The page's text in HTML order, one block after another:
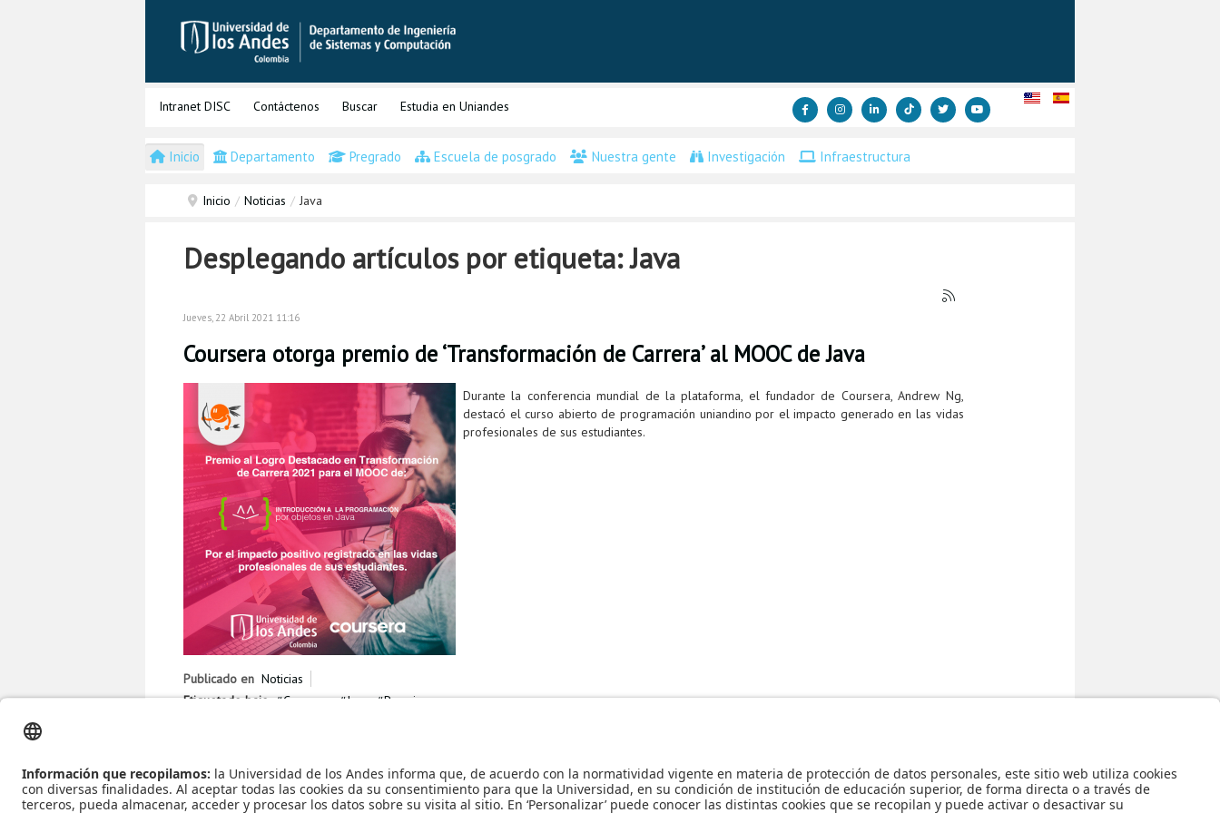
Intranet DISC Contáctenos Buscar Estudia en Uniandes
Inicio Departamento Pregrado Escuela de posgrado Nuestra gente Investigación Infraestructura
Inicio / Noticias / Java
Desplegando artículos por etiqueta: Java
Jueves, 22 Abril 2021 11:16
Coursera otorga premio de ‘Transformación de Carrera’ al MOOC de Java
Durante la conferencia mundial de la plataforma, el fundador de Coursera, Andrew Ng,
destacó el curso abierto de programación uniandino por el impacto generado en las vidas
profesionales de sus estudiantes.
Publicado en Noticias
Etiquetado bajo
Coursera Java
Premio